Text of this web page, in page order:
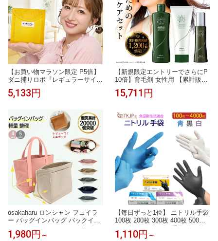
【お買い物マラソン限定 P5倍】
ダニ捕りロボ『レギュラーサイズ
3枚セット』【〔日革研究所直
営〕ダニ増殖抑制率99.9％以上
に ダニ研究20年以上の日革研究
所 公式販売 1日約18円 効果期間3
ヵ月 安心安全 ダニを捕獲 乾燥
ケース シート】
5,133円
【新規限定エントリーでさらにP
10倍】育毛剤 女性用 【累計販売
本数1,200万本突破】スカルプケ
ア 3点セット シャンプー トリー
育毛剤 育毛ケア 頭皮ケア 薬用リ
リィジュ 薬用シャンプー スカル
プトリートメント レディース 薄
毛 育毛 抜け毛
15,711円
osakaharu ロンシャン フェイラ
ー バッグインバッグ バックイン
バック インナーバッグ 自立 小さ
め 大きめ 旅行 フェルト インナ
1,980円 ～
【毎日ずっと1位】 ニトリル手袋
100枚 200枚 300枚 400枚 500枚
1000枚 4000枚 ゴム手袋 使い捨
て グローブ ニトリル 青 白 黒 ニ
1,110円 ～